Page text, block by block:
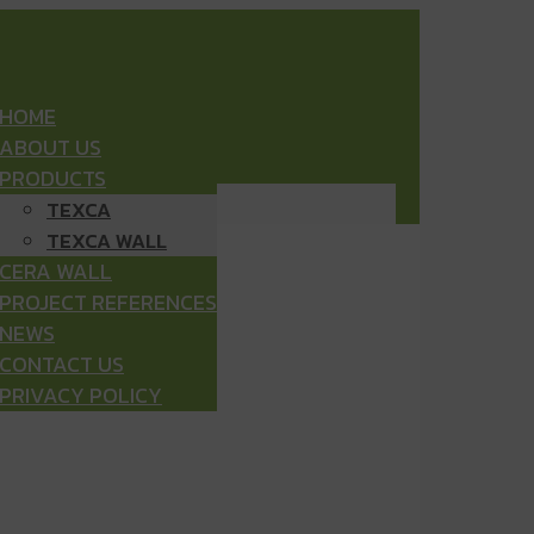
HOME
ABOUT US
PRODUCTS
TEXCA
TEXCA WALL
CERA WALL
PROJECT REFERENCES
NEWS
CONTACT US
PRIVACY POLICY